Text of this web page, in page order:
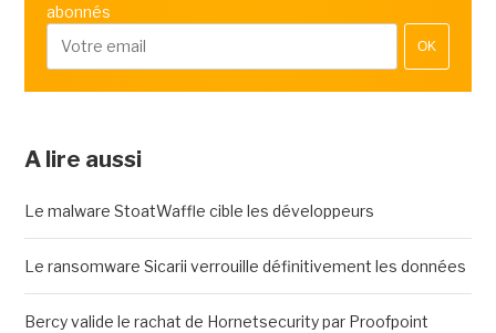
abonnés
OK
A lire aussi
Le malware StoatWaffle cible les développeurs
Le ransomware Sicarii verrouille définitivement les données
Bercy valide le rachat de Hornetsecurity par Proofpoint